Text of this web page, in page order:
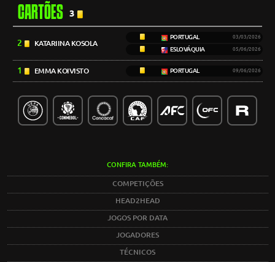
CARTÕES 3
2 KATARIINA KOSOLA
PORTUGAL 03/03/2026
ESLOVÁQUIA 05/06/2026
1 EMMA KOIVISTO PORTUGAL 09/06/2026
CONFIRA TAMBÉM:
COMPETIÇÕES
HEAD2HEAD
JOGOS POR DATA
JOGADORES
TÉCNICOS